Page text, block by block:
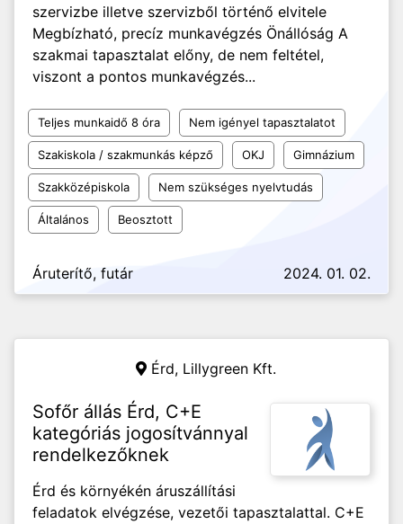
szervizbe illetve szervizből történő elvitele
Megbízható, precíz munkavégzés Önállóság A
szakmai tapasztalat előny, de nem feltétel,
viszont a pontos munkavégzés...
Teljes munkaidő 8 óra Nem igényel tapasztalatot
Szakiskola / szakmunkás képző OKJ Gimnázium
Szakközépiskola Nem szükséges nyelvtudás
Általános Beosztott
Áruterítő, futár 2024. 01. 02.
Érd, Lillygreen Kft.
Sofőr állás Érd, C+E
kategóriás jogosítvánnyal
rendelkezőknek
Érd és környékén áruszállítási
feladatok elvégzése, vezetői tapasztalattal. C+E